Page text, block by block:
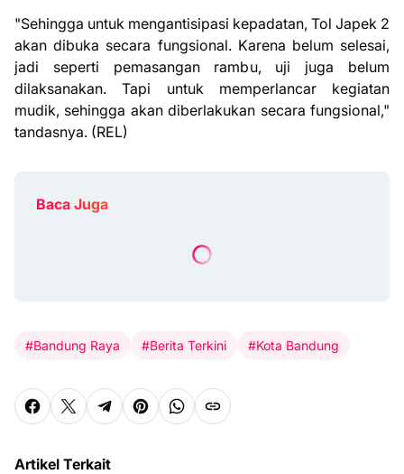
"Sehingga untuk mengantisipasi kepadatan, Tol Japek 2
akan dibuka secara fungsional. Karena belum selesai,
jadi seperti pemasangan rambu, uji juga belum
dilaksanakan. Tapi untuk memperlancar kegiatan
mudik, sehingga akan diberlakukan secara fungsional,"
tandasnya. (REL)
Baca Juga
#Bandung Raya #Berita Terkini #Kota Bandung
Artikel Terkait